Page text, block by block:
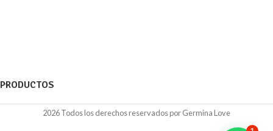
PRODUCTOS
2026 Todos los derechos reservados por Germina Love